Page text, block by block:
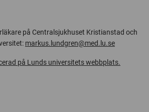
på Centralsjukhuset Kristianstad och
markus.lundgren@med.lu.se
på Lunds universitets webbplats.